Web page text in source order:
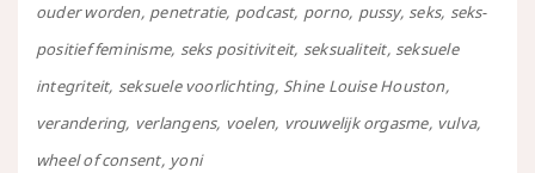
ouder worden penetratie podcast porno pussy seks seks-
positief feminisme seks positiviteit seksualiteit seksuele
integriteit seksuele voorlichting Shine Louise Houston
verandering verlangens voelen vrouwelijk orgasme vulva
wheel of consent yoni